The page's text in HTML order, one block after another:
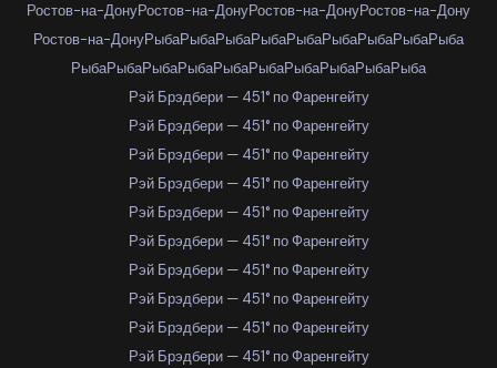
Ростов-на-ДонуРостов-на-ДонуРостов-на-ДонуРостов-на-Дону
Ростов-на-ДонуРыбаРыбаРыбаРыбаРыбаРыбаРыбаРыбаРыба
РыбаРыбаРыбаРыбаРыбаРыбаРыбаРыбаРыбаРыба
Рэй Брэдбери — 451° по Фаренгейту
Рэй Брэдбери — 451° по Фаренгейту
Рэй Брэдбери — 451° по Фаренгейту
Рэй Брэдбери — 451° по Фаренгейту
Рэй Брэдбери — 451° по Фаренгейту
Рэй Брэдбери — 451° по Фаренгейту
Рэй Брэдбери — 451° по Фаренгейту
Рэй Брэдбери — 451° по Фаренгейту
Рэй Брэдбери — 451° по Фаренгейту
Рэй Брэдбери — 451° по Фаренгейту